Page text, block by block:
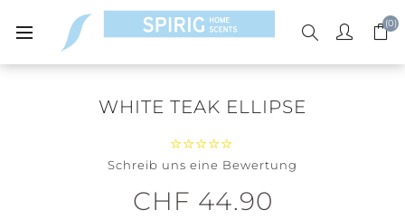
(0)
WHITE TEAK ELLIPSE
Schreib uns eine Bewertung
CHF 44.90